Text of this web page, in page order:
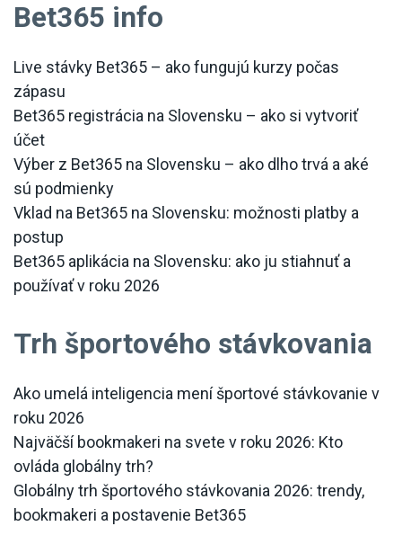
Bet365 info
Live stávky Bet365 – ako fungujú kurzy počas
zápasu
Bet365 registrácia na Slovensku – ako si vytvoriť
účet
Výber z Bet365 na Slovensku – ako dlho trvá a aké
sú podmienky
Vklad na Bet365 na Slovensku: možnosti platby a
postup
Bet365 aplikácia na Slovensku: ako ju stiahnuť a
používať v roku 2026
Trh športového stávkovania
Ako umelá inteligencia mení športové stávkovanie v
roku 2026
Najväčší bookmakeri na svete v roku 2026: Kto
ovláda globálny trh?
Globálny trh športového stávkovania 2026: trendy,
bookmakeri a postavenie Bet365